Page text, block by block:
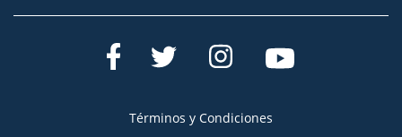
Términos y Condiciones